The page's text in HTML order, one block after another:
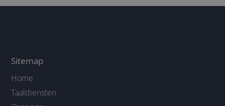
Sitemap
Home
Taaldiensten